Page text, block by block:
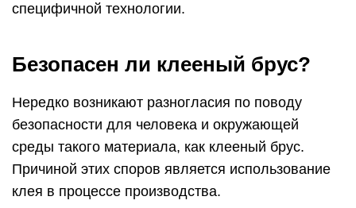
специфичной технологии.
Безопасен ли клееный брус?
Нередко возникают разногласия по поводу
безопасности для человека и окружающей
среды такого материала, как клееный брус.
Причиной этих споров является использование
клея в процессе производства.